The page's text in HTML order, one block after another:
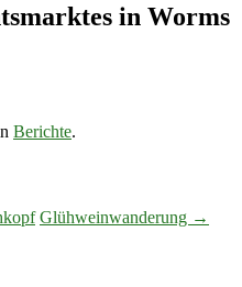
in Worms
Berichte.
Glühweinwanderung →